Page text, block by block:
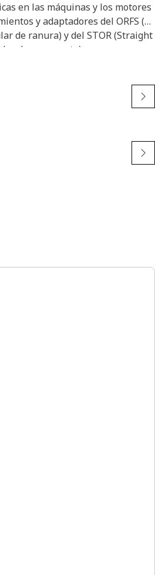
en las máquinas y los motores
y adaptadores del ORFS (O-
de ranura) y del STOR (Straight
de rosca recta).